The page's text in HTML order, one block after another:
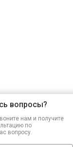
вопросы?
нам и получите
по
вопросу.